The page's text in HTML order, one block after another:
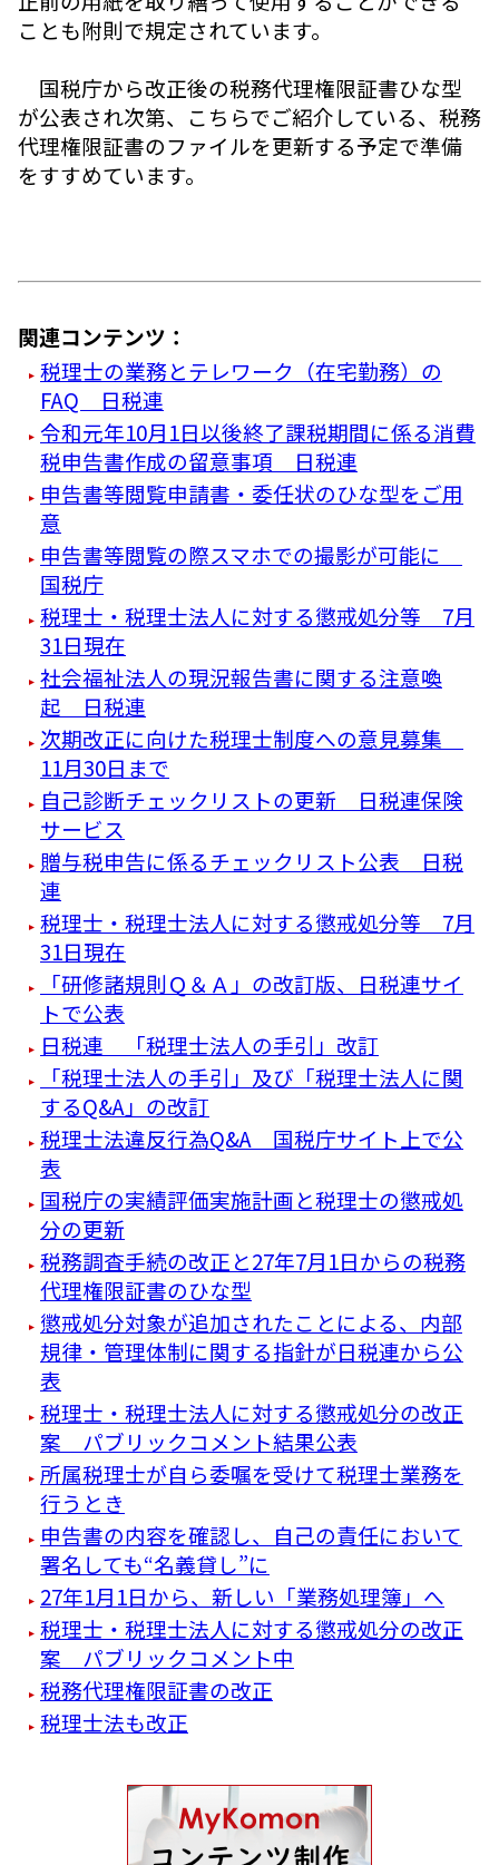
ことも附則で規定されています。
国税庁から改正後の税務代理権限証書ひな型
が公表され次第、こちらでご紹介している、税務
代理権限証書のファイルを更新する予定で準備
をすすめています。
関連コンテンツ：
税理士の業務とテレワーク（在宅勤務）の
FAQ 日税連
令和元年10月1日以後終了課税期間に係る消費
税申告書作成の留意事項 日税連
申告書等閲覧申請書・委任状のひな型をご用
意
申告書等閲覧の際スマホでの撮影が可能に
国税庁
税理士・税理士法人に対する懲戒処分等 7月
31日現在
社会福祉法人の現況報告書に関する注意喚
起 日税連
次期改正に向けた税理士制度への意見募集
11月30日まで
自己診断チェックリストの更新 日税連保険
サービス
贈与税申告に係るチェックリスト公表 日税
連
税理士・税理士法人に対する懲戒処分等 7月
31日現在
「研修諸規則Ｑ＆Ａ」の改訂版、日税連サイ
トで公表
日税連 「税理士法人の手引」改訂
「税理士法人の手引」及び「税理士法人に関
するQ&A」の改訂
税理士法違反行為Q&A 国税庁サイト上で公
表
国税庁の実績評価実施計画と税理士の懲戒処
分の更新
税務調査手続の改正と27年7月1日からの税務
代理権限証書のひな型
懲戒処分対象が追加されたことによる、内部
規律・管理体制に関する指針が日税連から公
表
税理士・税理士法人に対する懲戒処分の改正
案 パブリックコメント結果公表
所属税理士が自ら委嘱を受けて税理士業務を
行うとき
申告書の内容を確認し、自己の責任において
署名しても“名義貸し”に
27年1月1日から、新しい「業務処理簿」へ
税理士・税理士法人に対する懲戒処分の改正
案 パブリックコメント中
税務代理権限証書の改正
税理士法も改正